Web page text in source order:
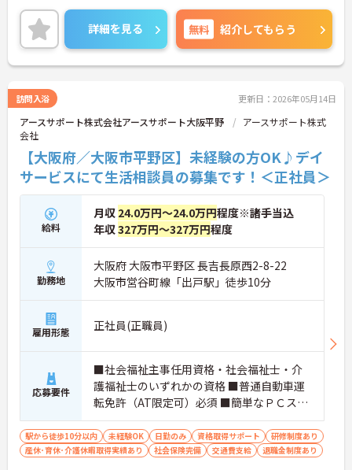
ご興味ある方には、面接対策ポイントなど、さらに
詳細をお話しいたしますのでお気軽にご相談くださ
い。
詳細を見る 無料 紹介してもらう
訪問入浴 更新日：2026年05月14日
アースサポート株式会社アースサポート大阪平野
アースサポート株式
会社
【大阪府／大阪市平野区】未経験の方OK♪デイ
サービスにて生活相談員の募集です！＜正社員＞
給料
月収 24.0万円～24.0万円程度※諸手当込
年収327万円～327万円程度
勤務地
大阪府 大阪市平野区 長吉長原西2-8-22
大阪市営谷町線「出戸駅」徒歩10分
雇用形態 正社員(正職員)
応募要件
■社会福祉主事任用資格・社会福祉士・介
護福祉士のいずれかの資格 ■普通自動車運
転免許（AT限定可）必須 ■簡単なＰＣスキ
ル（ワード・エクセルなど） ■未経験の方
OK
駅から徒歩10分以内 未経験OK 日勤のみ 資格取得サポート
研修制度あり
産休･育休･介護休暇取得実績あり
社会保険完備 交通費支給 退職金制度あり